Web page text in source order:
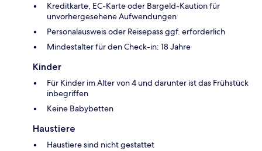
Kreditkarte, EC-Karte oder Bargeld-Kaution für
unvorhergesehene Aufwendungen
Personalausweis oder Reisepass ggf. erforderlich
Mindestalter für den Check-in: 18 Jahre
Kinder
Für Kinder im Alter von 4 und darunter ist das Frühstück
inbegriffen
Keine Babybetten
Haustiere
Haustiere sind nicht gestattet